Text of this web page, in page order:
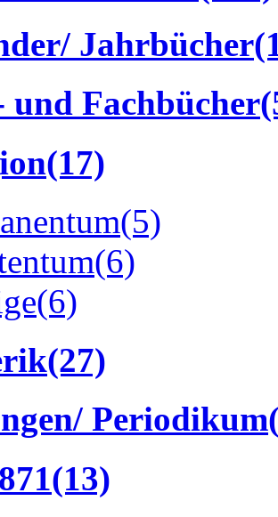
Jahrbücher
und Fachbücher
(17)
(5)
(6)
(6)
(27)
Periodikum
(13)